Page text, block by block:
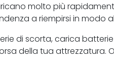
molto più
a riempirsi in modo
di scorta, carica
della tua attrezzatura.